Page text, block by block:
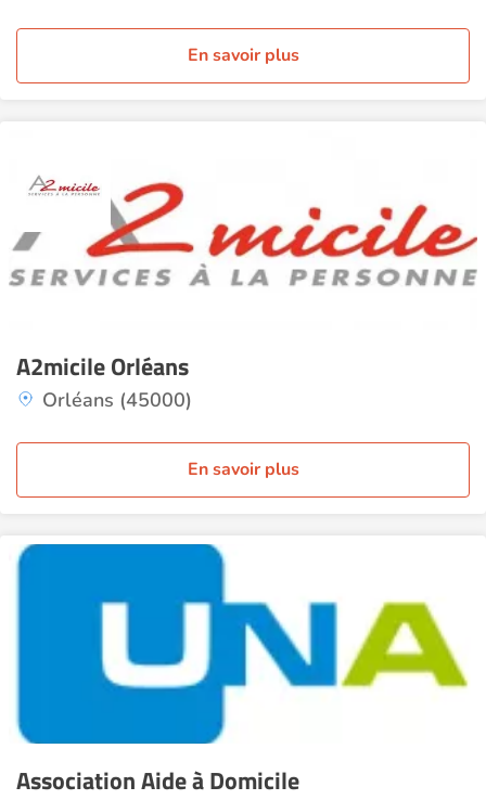
En savoir plus
A2micile Orléans
Orléans (45000)
En savoir plus
Association Aide à Domicile